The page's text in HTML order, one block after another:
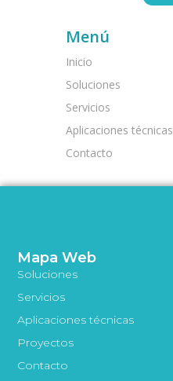
Menú
Inicio
Soluciones
Servicios
Aplicaciones técnicas
Contacto
Mapa Web
Soluciones
Servicios
Aplicaciones técnicas
Proyectos
Contacto